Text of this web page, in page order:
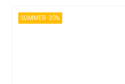
SUMMER -30%